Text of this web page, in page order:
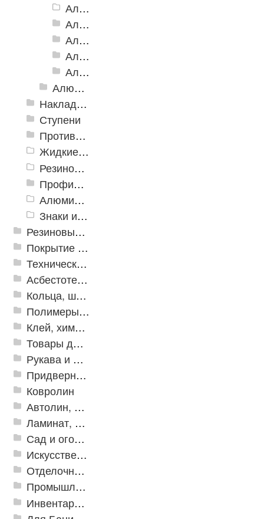
Алюминиевая полоса с двумя резиновыми вставками АП-72
Алюминиевая Полоса с двумя резиновыми вставками АП-70
Алюминиевая Полоса с двумя резиновыми вставками АП-86 Премиум
Алюминиевая Полоса с тремя резиновыми вставками АП-100
Алюминиевая Полоса с пятью резиновыми вставками АП-162
Алюминиевый угол-порог с резиновой вставкой
Накладки противоскользящие резиновые
Ступени
Противоскользящие ленты
Жидкие противоскользящие средства
Резиновый профиль с алюминиевой вставкой «NoSlip»
Профили закладные
Алюминиевый профиль для ленты
Знаки из полистирола для разметки пола
Резиновые и ПВХ дорожки
Покрытие из резиновой крошки
Техническая резина
Асбестотехнические и теплоизоляционные материалы
Кольца, шайбы, манжеты
Полимеры и пластики
Клей, химия, сопутствующие товары
Товары для дома
Рукава и шланги промышленные
Придверные решетки
Ковролин
Автолин, Транслин, Линолеум
Ламинат, Кварцвиниловая плитка SPC
Сад и огород
Искусственная трава
Отделочные профили
Промышленный текстиль
Инвентарь для клининга